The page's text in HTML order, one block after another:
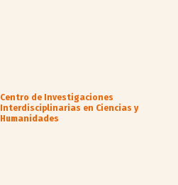
Centro de Investigaciones
Interdisciplinarias en Ciencias y
Humanidades